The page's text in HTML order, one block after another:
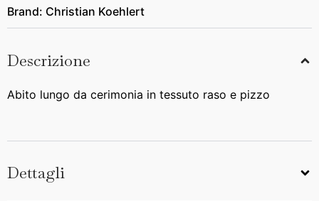
Brand: Christian Koehlert
Descrizione
Abito lungo da cerimonia in tessuto raso e pizzo
Dettagli